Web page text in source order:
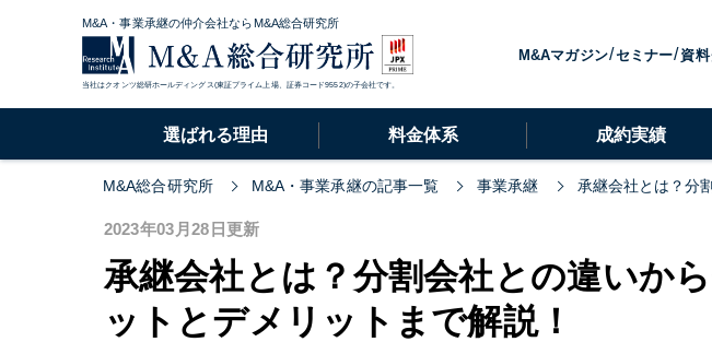
M&A・事業承継の仲介会社ならM&A総合研究所
当社はクオンツ総研ホールディングス(東証プライム上場、証券コード9552)の子会社です。
M&Aマガジン セミナー 資
選ばれる理由 料金体系 成約実績
M&A総合研究所 M&A・事業承継の記事一覧 事業承継 承継会社とは？分
2023年03月28日更新
承継会社とは？分割会社との違いか
ットとデメリットまで解説！